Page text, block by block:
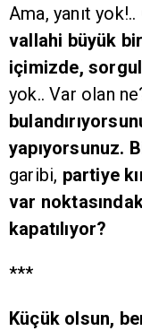
Ama, yanıt
vallahi büyük
içimizde,
yok.. Var olan
yapıyorsunuz.
garibi, partiye
var
kapatılıyor?
***
Küçük olsun,